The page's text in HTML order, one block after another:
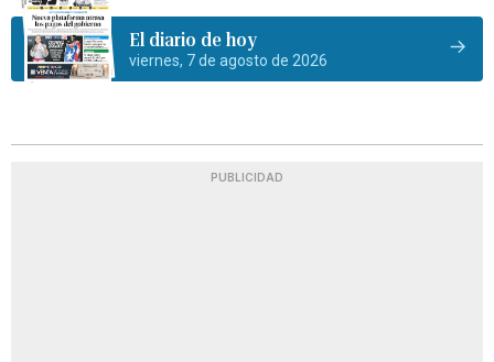
El diario de hoy
viernes, 7 de agosto de 2026
PUBLICIDAD